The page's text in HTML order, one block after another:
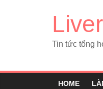
Tin tức tổng
HOME